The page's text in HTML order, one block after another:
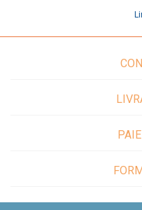
Nos vapozone sont conçus
comédons et des toxines,
profondeur,
traitements du visage, tels
traitements anti-âge. En
ainsi